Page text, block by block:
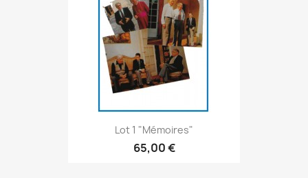
Lot 1 "Mémoires"
65,00 €